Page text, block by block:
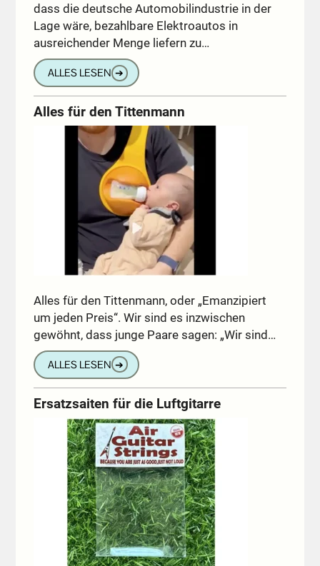
dass die deutsche Automobilindustrie in der
Lage wäre, bezahlbare Elektroautos in
ausreichender Menge liefern zu…
ALLES LESEN ➔
Alles für den Tittenmann
Alles für den Tittenmann, oder „Emanzipiert
um jeden Preis“. Wir sind es inzwischen
gewöhnt, dass junge Paare sagen: „Wir sind…
ALLES LESEN ➔
Ersatzsaiten für die Luftgitarre